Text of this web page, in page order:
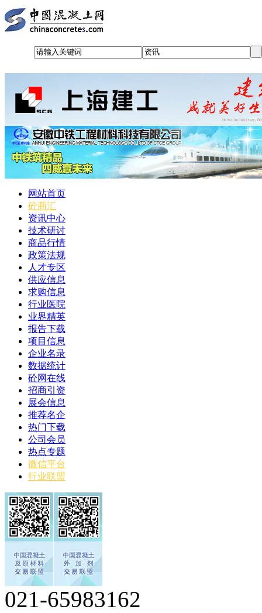
网站首页
砼商汇
资讯中心
技术研讨
商品行情
政策法规
人才专区
供应信息
求购信息
行业医院
业界精英
报告下载
项目信息
企业名录
数据统计
砼网在线
招商引资
展会信息
推荐名企
热门下载
公司会员
热点专题
微信平台
行业联盟
021-65983162